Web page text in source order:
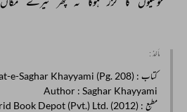
مأخذ :
کتاب : Kulliyat-e-Saghar Khayyami (Pg. 208)
Author : Saghar Khayyami
مطبع : Farid Book Depot (Pvt.) Ltd. (2012)